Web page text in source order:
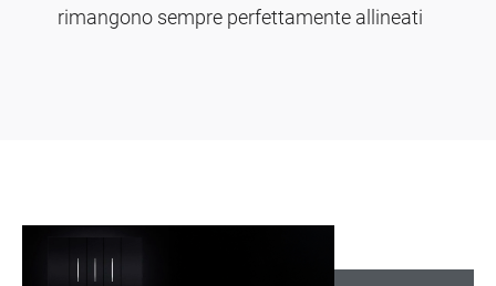
rimangono sempre perfettamente allineati